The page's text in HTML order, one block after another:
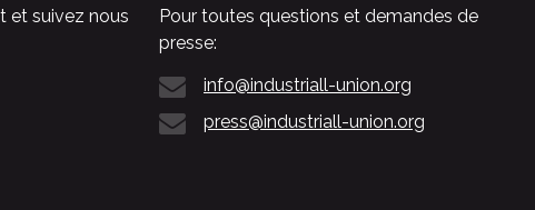
et suivez nous
Pour toutes questions et demandes de
presse:
info@industriall-union.org
press@industriall-union.org